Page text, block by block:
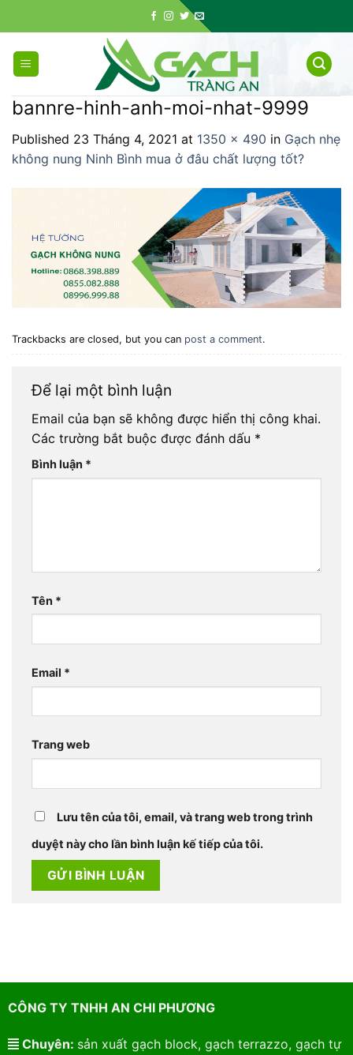
to
content
bannre-hinh-anh-moi-nhat-9999
Published 23 Tháng 4, 2021 at 1350 × 490 in Gạch nhẹ
không nung Ninh Bình mua ở đâu chất lượng tốt?
Trackbacks are closed, but you can post a comment.
Để lại một bình luận
Email của bạn sẽ không được hiển thị công khai.
Các trường bắt buộc được đánh dấu *
Bình luận *
Tên *
Email *
Trang web
Lưu tên của tôi, email, và trang web trong trình
duyệt này cho lần bình luận kế tiếp của tôi.
CÔNG TY TNHH AN CHI PHƯƠNG
Chuyên: sản xuất gạch block, gạch terrazzo, gạch tự